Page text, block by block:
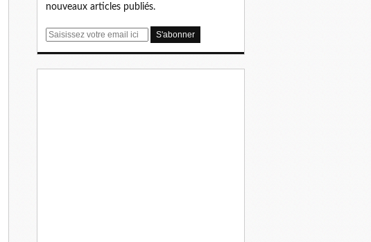
nouveaux articles publiés.
E